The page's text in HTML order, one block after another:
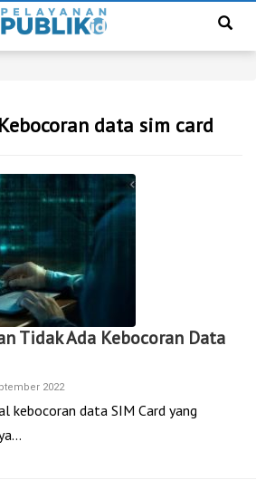
data sim card
Tidak Ada Kebocoran Data
2022
kebocoran data SIM Card yang